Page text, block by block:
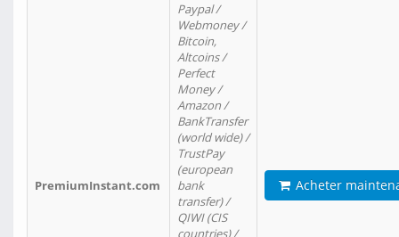
PremiumInstant.com
Paypal /
Webmoney /
Bitcoin,
Altcoins /
Perfect
Money /
Amazon /
BankTransfer
(world wide) /
TrustPay
(european
bank
transfer) /
QIWI (CIS
countries) /
Acheter